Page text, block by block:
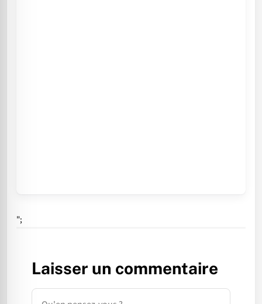
";
Laisser un commentaire
Commentaire